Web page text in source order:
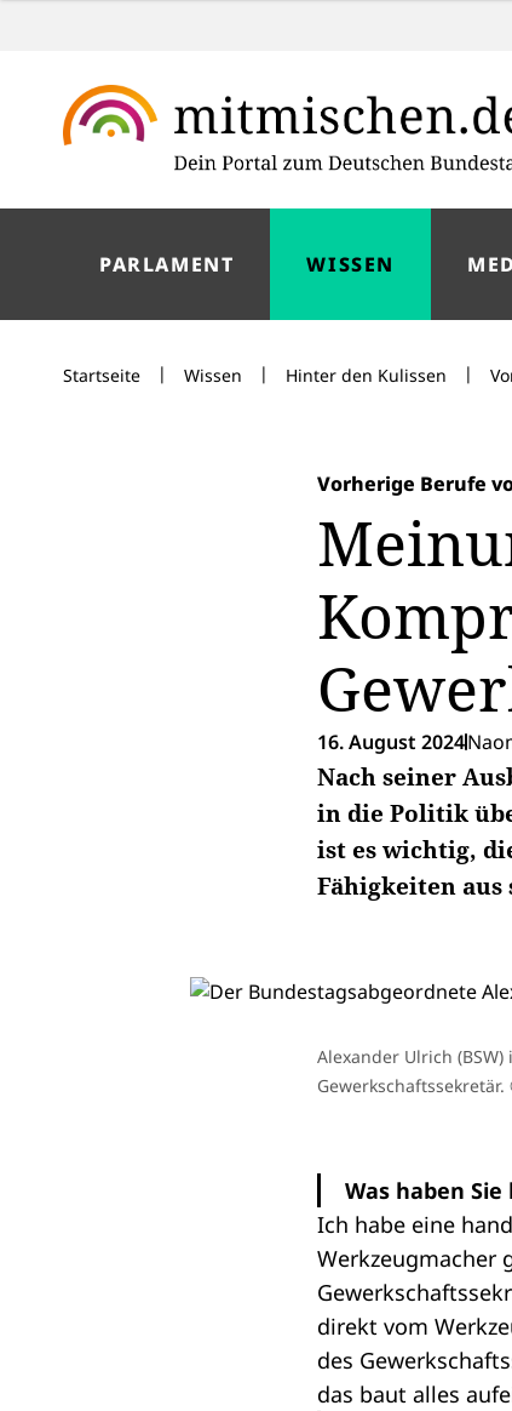
PARLAMENT WISSEN
Startseite | Wissen | Hinter den Kulissen |
Vorherige Berufe
16. August 2024
Nach seiner
in die Politik
ist es wichtig,
Fähigkeiten
Alexander Ulrich
Gewerkschaftssekretär.
Was haben
Ich habe eine
Werkzeugmacher
direkt vom
des
das baut alles